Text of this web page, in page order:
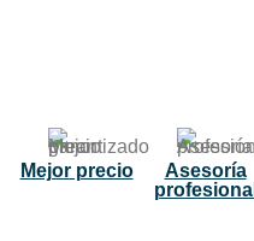
NUEVO
Asesoría
profesional
Mejor precio